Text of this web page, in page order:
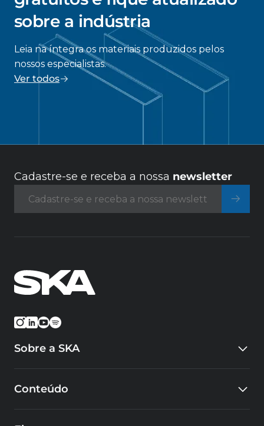
sobre a indústria
Leia na íntegra os materiais produzidos pelos
nossos especialistas.
Ver todos
Cadastre-se e receba a nossa newsletter
Sobre a SKA
Eventos
Conteúdo